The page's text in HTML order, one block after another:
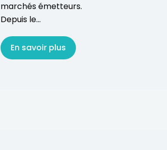
marchés émetteurs.
Depuis le...
En savoir plus